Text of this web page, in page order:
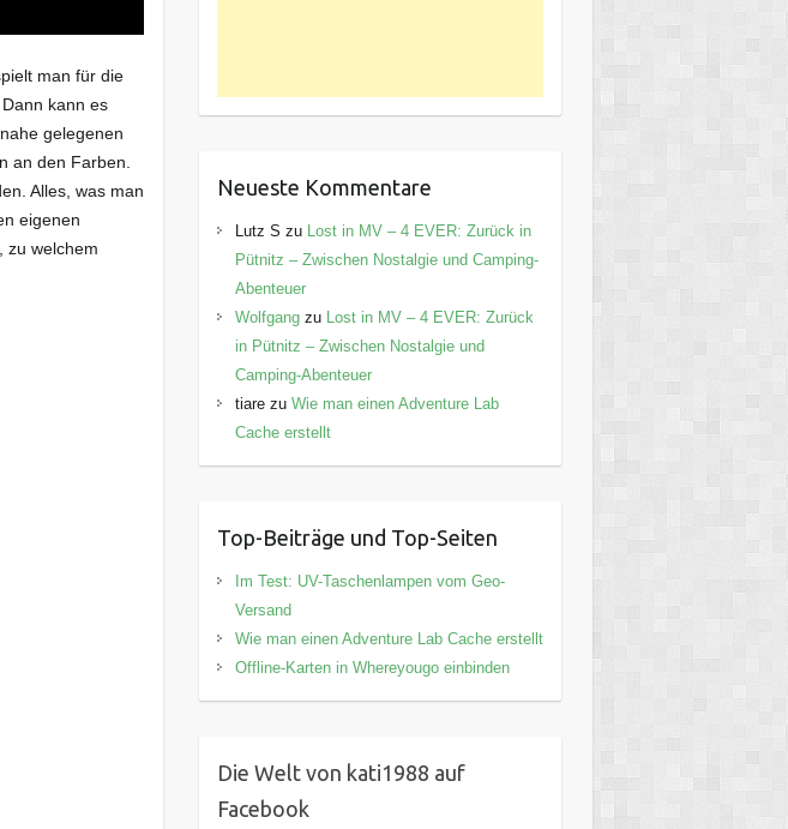
man für die
kann es
gelegenen
an den Farben.
Alles, was man
eigenen
zu welchem
Neueste Kommentare
Lutz S zu
Lost in MV – 4 EVER: Zurück in
Pütnitz – Zwischen Nostalgie und Camping-
Abenteuer
Wolfgangzu
Lost in MV – 4 EVER: Zurück
in Pütnitz – Zwischen Nostalgie und
Camping-Abenteuer
tiarezu Wie man einen Adventure Lab
Cache erstellt
Top-Beiträge und Top-Seiten
Im Test: UV-Taschenlampen vom Geo-
Versand
Wie man einen Adventure Lab Cache erstellt
Offline-Karten in Whereyougo einbinden
Die Welt von kati1988 auf
Facebook